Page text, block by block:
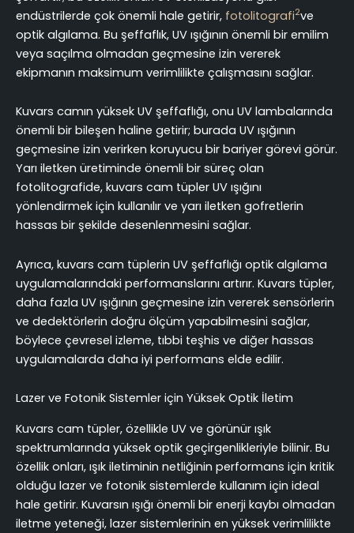
endüstrilerde çok önemli hale getirir, fotolitografi2ve
optik algılama. Bu şeffaflık, UV ışığının önemli bir emilim
veya saçılma olmadan geçmesine izin vererek
ekipmanın maksimum verimlilikte çalışmasını sağlar.
Kuvars camın yüksek UV şeffaflığı, onu UV lambalarında
önemli bir bileşen haline getirir; burada UV ışığının
geçmesine izin verirken koruyucu bir bariyer görevi görür.
Yarı iletken üretiminde önemli bir süreç olan
fotolitografide, kuvars cam tüpler UV ışığını
yönlendirmek için kullanılır ve yarı iletken gofretlerin
hassas bir şekilde desenlenmesini sağlar.
Ayrıca, kuvars cam tüplerin UV şeffaflığı optik algılama
uygulamalarındaki performanslarını artırır. Kuvars tüpler,
daha fazla UV ışığının geçmesine izin vererek sensörlerin
ve dedektörlerin doğru ölçüm yapabilmesini sağlar,
böylece çevresel izleme, tıbbi teşhis ve diğer hassas
uygulamalarda daha iyi performans elde edilir.
Lazer ve Fotonik Sistemler için Yüksek Optik İletim
Kuvars cam tüpler, özellikle UV ve görünür ışık
spektrumlarında yüksek optik geçirgenlikleriyle bilinir. Bu
özellik onları, ışık iletiminin netliğinin performans için kritik
olduğu lazer ve fotonik sistemlerde kullanım için ideal
hale getirir. Kuvarsın ışığı önemli bir enerji kaybı olmadan
iletme yeteneği, lazer sistemlerinin en yüksek verimlilikte